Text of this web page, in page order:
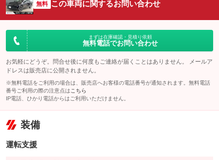
無料 この車両に関するお問い合わせ
まずは在庫確認・見積り依頼
無料電話でお問い合わせ
お気軽にどうぞ。問合せ後に何度もご連絡が届くことはありません。 メールア
ドレスは販売店に公開されません。
※無料電話をご利用の場合は、販売店へお客様の電話番号が通知されます。無料電話
番号ご利用の際の注意点は こちら
IP電話、ひかり電話からはご利用いただけません。
装備
運転支援